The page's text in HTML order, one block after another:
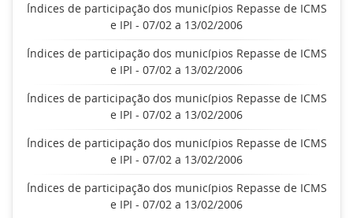
Índices de participação dos municípios Repasse de ICMS
e IPI - 07/02 a 13/02/2006
Índices de participação dos municípios Repasse de ICMS
e IPI - 07/02 a 13/02/2006
Índices de participação dos municípios Repasse de ICMS
e IPI - 07/02 a 13/02/2006
Índices de participação dos municípios Repasse de ICMS
e IPI - 07/02 a 13/02/2006
Índices de participação dos municípios Repasse de ICMS
e IPI - 07/02 a 13/02/2006